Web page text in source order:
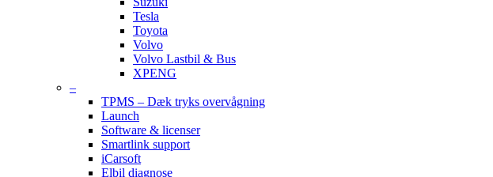
Tesla
Toyota
Volvo
Volvo Lastbil & Bus
XPENG
–
TPMS – Dæk tryks overvågning
Launch
Software & licenser
Smartlink support
iCarsoft
Elbil diagnose